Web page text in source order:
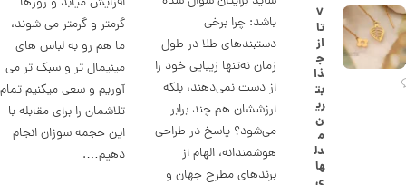
گرمتر و گرمتر می شوند،
ما هم رو به لباس های
مینیمال تر و سبک تر می
آوریم و سعی میکنیم تمام
تلاشمان را برای مقابله با
این حجمه سوزان انجام
دهیم….
باشد: چرا برخی
دستبندهای طلا در طول
زمان نه‌تنها زیبایی خود را
از دست نمی‌دهند، بلکه
ارزششان هم چند برابر
می‌شود؟ پاسخ در طراحی
هوشمندانه، الهام از
برندهای مطرح جهان و
۷
تا
از
ج
ذا
بت
ری
ن
م
دل
ها
ک
ا
ر
ت
ی
ه
ک
د
C
R
8